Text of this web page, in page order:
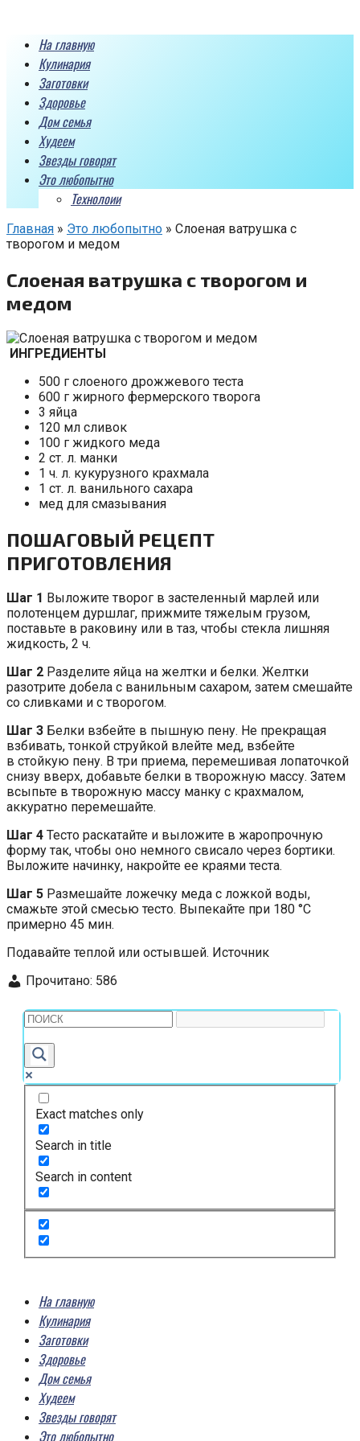
контентуНа главную
Кулинария
Заготовки
Здоровье
Дом семья
Худеем
Звезды говорят
Это любопытно
Технолоии
Главная » Это любопытно » Слоеная ватрушка с
творогом и медом
Слоеная ватрушка с творогом и
медом
ИНГРЕДИЕНТЫ
500 г слоеного дрожжевого теста
600 г жирного фермерского творога
3 яйца
120 мл сливок
100 г жидкого меда
2 ст. л. манки
1 ч. л. кукурузного крахмала
1 ст. л. ванильного сахара
мед для смазывания
ПОШАГОВЫЙ РЕЦЕПТ
ПРИГОТОВЛЕНИЯ
Шаг 1 Выложите творог в застеленный марлей или
полотенцем дуршлаг, прижмите тяжелым грузом,
поставьте в раковину или в таз, чтобы стекла лишняя
жидкость, 2 ч.
Шаг 2 Разделите яйца на желтки и белки. Желтки
разотрите добела с ванильным сахаром, затем смешайте
со сливками и с творогом.
Шаг 3 Белки взбейте в пышную пену. Не прекращая
взбивать, тонкой струйкой влейте мед, взбейте
в стойкую пену. В три приема, перемешивая лопаточкой
снизу вверх, добавьте белки в творожную массу. Затем
всыпьте в творожную массу манку с крахмалом,
аккуратно перемешайте.
Шаг 4 Тесто раскатайте и выложите в жаропрочную
форму так, чтобы оно немного свисало через бортики.
Выложите начинку, накройте ее краями теста.
Шаг 5 Размешайте ложечку меда с ложкой воды,
смажьте этой смесью тесто. Выпекайте при 180 °С
примерно 45 мин.
Подавайте теплой или остывшей. Источник
Прочитано: 586
Exact matches only
Search in title
Search in content
На главную
Кулинария
Заготовки
Здоровье
Дом семья
Худеем
Звезды говорят
Это любопытно